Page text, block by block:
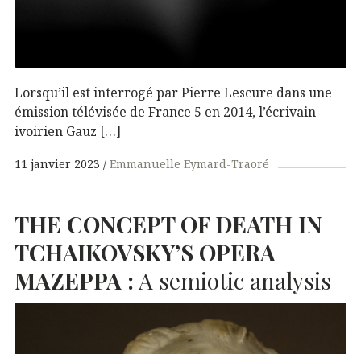
Lorsqu’il est interrogé par Pierre Lescure dans une
émission télévisée de France 5 en 2014, l’écrivain
ivoirien Gauz […]
11 janvier 2023 Emmanuelle Eymard-Traoré
THE CONCEPT OF DEATH IN
TCHAIKOVSKY’S OPERA
MAZEPPA : A semiotic analysis